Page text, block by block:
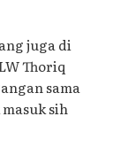
juga di
Thoriq
sama
sih